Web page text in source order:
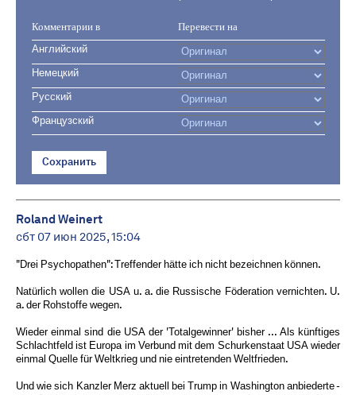
Комментарии в Перевести на
Английский
Немецкий
Русский
Французский
Сохранить
Roland Weinert
сбт 07 июн 2025, 15:04
"Drei Psychopathen": Treffender hätte ich nicht bezeichnen können.
Natürlich wollen die USA u. a. die Russische Föderation vernichten. U.
a. der Rohstoffe wegen.
Wieder einmal sind die USA der 'Totalgewinner' bisher ... Als künftiges
Schlachtfeld ist Europa im Verbund mit dem Schurkenstaat USA wieder
einmal Quelle für Weltkrieg und nie eintretenden Weltfrieden.
Und wie sich Kanzler Merz aktuell bei Trump in Washington anbiederte -